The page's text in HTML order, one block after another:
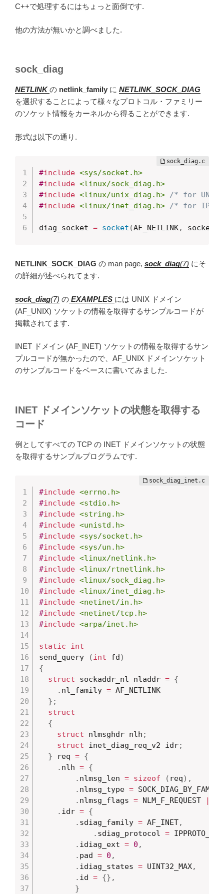
C++で処理するにはちょっと面倒です.
他の方法が無いかと調べました.
sock_diag
NETLINKの netlink_family に NETLINK_SOCK_DIAG
を選択することによって様々なプロトコル・ファミリー
のソケット情報をカーネルから得ることができます.
形式は以下の通り.
#include <sys/socket.h>
#include <linux/sock_diag.h>
#include <linux/unix_diag.h> /* for UNIX
#include <linux/inet_diag.h> /* for IPv4
diag_socket = socket (AF_NETLINK,
NETLINK_SOCK_DIAG の man page, sock_diag(7) にそ
の詳細が述べられてます.
sock_diag(7) の EXAMPLES には UNIX ドメイン
(AF_UNIX) ソケットの情報を取得するサンプルコードが
掲載されてます.
INET ドメイン (AF_INET) ソケットの情報を取得するサン
プルコードが無かったので、AF_UNIX ドメインソケット
のサンプルコードをベースに書いてみました.
INET ドメインソケットの状態を取得する
コード
例としてすべての TCP の INET ドメインソケットの状態
を取得するサンプルプログラムです.
#include <errno.h>
#include <stdio.h>
#include <string.h>
#include <unistd.h>
#include <sys/socket.h>
#include <sys/un.h>
#include <linux/netlink.h>
#include <linux/rtnetlink.h>
#include <linux/sock_diag.h>
#include <linux/inet_diag.h>
#include <netinet/in.h>
#include <netinet/tcp.h>
#include <arpa/inet.h>
static
int
send_query
(int fd )
{
struct sockaddr_nl nladdr = {
. nl_family = AF_NETLINK
} ;
struct
{
struct nlmsghdr nlh ;
struct inet_diag_req_v2 idr;
} req = {
. nlh = {
. nlmsg_len = sizeof ( req) ,
. nlmsg_type = SOCK_DIAG_BY_FAMILY
. nlmsg_flags = NLM_F_REQUEST
. idr = {
. sdiag_family = AF_INET,
. sdiag_protocol = IPPROTO_TCP
. idiag_ext = 0 ,
. pad = 0 ,
. idiag_states = UINT32_MAX,
. id = {} ,
}